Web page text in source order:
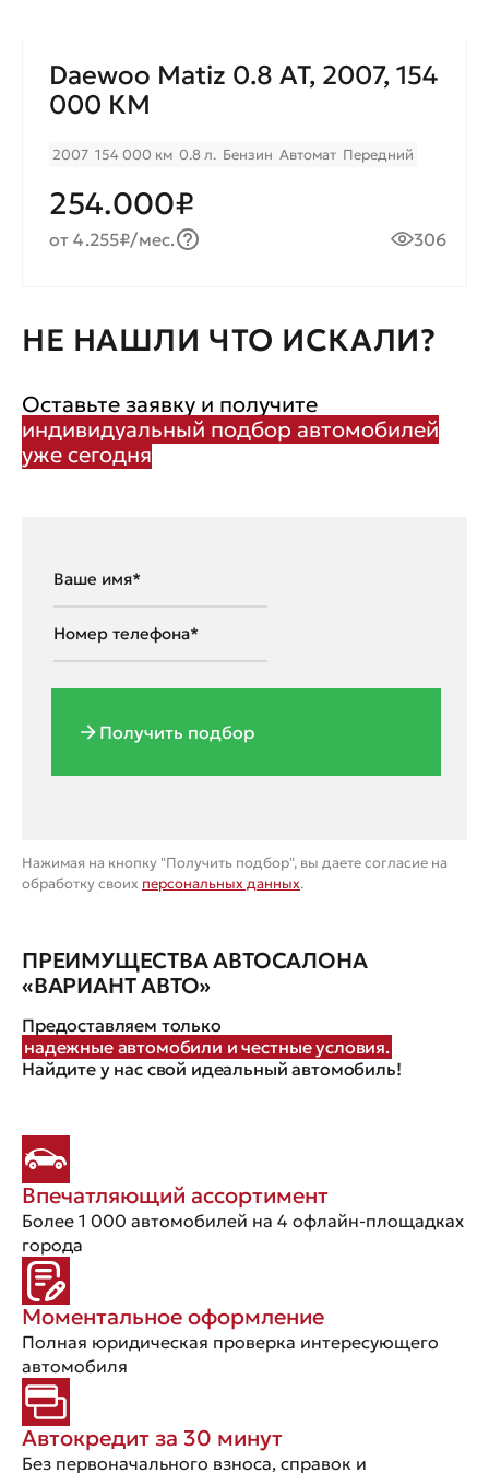
Daewoo Matiz 0.8 AT, 2007, 154
000 КМ
2007 154 000 км 0.8 л. Бензин Автомат Передний
254.000₽
от 4.255₽/мес. 306
НЕ НАШЛИ ЧТО ИСКАЛИ?
Оставьте заявку и получите
индивидуальный подбор автомобилей
уже сегодня
Получить подбор
Нажимая на кнопку "Получить подбор", вы даете согласие на
обработку своих персональных данных.
ПРЕИМУЩЕСТВА АВТОСАЛОНА
«ВАРИАНТ АВТО»
Предоставляем только
надежные автомобили и честные условия.
Найдите у нас свой идеальный автомобиль!
Впечатляющий ассортимент
Более 1 000 автомобилей на 4 офлайн-площадках
города
Моментальное оформление
Полная юридическая проверка интересующего
автомобиля
Автокредит за 30 минут
Без первоначального взноса, справок и